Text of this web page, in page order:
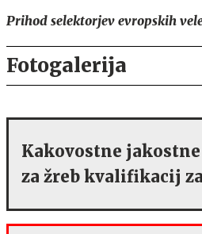
Prihod selektorjev evropskih
Fotogalerija
Kakovostne
za žreb kvalifikacij za